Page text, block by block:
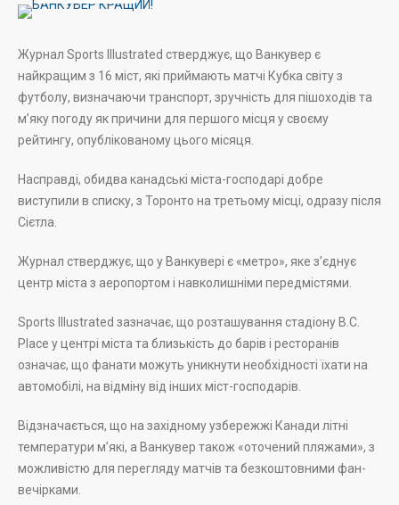
Журнал Sports Illustrated стверджує, що Ванкувер є
найкращим з 16 міст, які приймають матчі Кубка світу з
футболу, визначаючи транспорт, зручність для пішоходів та
м’яку погоду як причини для першого місця у своєму
рейтингу, опублікованому цього місяця.
Насправді, обидва канадські міста-господарі добре
виступили в списку, з Торонто на третьому місці, одразу після
Сієтла.
Журнал стверджує, що у Ванкувері є «метро», яке з’єднує
центр міста з аеропортом і навколишніми передмістями.
Sports Illustrated зазначає, що розташування стадіону B.C.
Place у центрі міста та близькість до барів і ресторанів
означає, що фанати можуть уникнути необхідності їхати на
автомобілі, на відміну від інших міст-господарів.
Відзначається, що на західному узбережжі Канади літні
температури м’які, а Ванкувер також «оточений пляжами», з
можливістю для перегляду матчів та безкоштовними фан-
вечірками.